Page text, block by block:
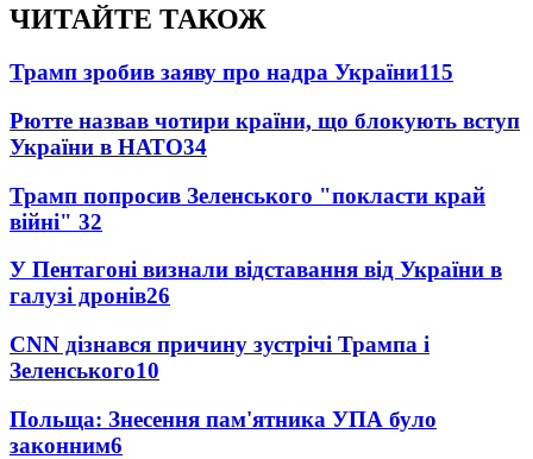
ЧИТАЙТЕ ТАКОЖ
Трамп зробив заяву про надра України115
Рютте назвав чотири країни, що блокують вступ
України в НАТО34
Трамп попросив Зеленського "покласти край
війні" 32
У Пентагоні визнали відставання від України в
галузі дронів26
CNN дізнався причину зустрічі Трампа і
Зеленського10
Польща: Знесення пам'ятника УПА було
законним6